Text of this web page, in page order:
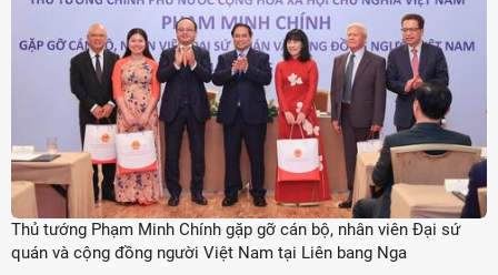
Thủ tướng Phạm Minh Chính gặp gỡ cán bộ, nhân viên Đại sứ
quán và cộng đồng người Việt Nam tại Liên bang Nga